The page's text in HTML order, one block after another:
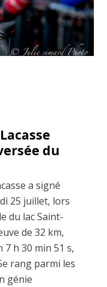
du
a signé
25 juillet, lors
du lac Saint-
de 32 km,
7 h 30 min 51 s,
rang parmi les
génie